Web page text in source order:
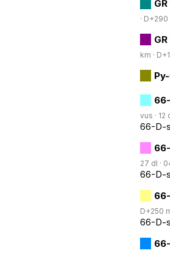
· D+290
km ·
vus · 12
66-D-
27 dl ·
66-D-
D+250
66-D-